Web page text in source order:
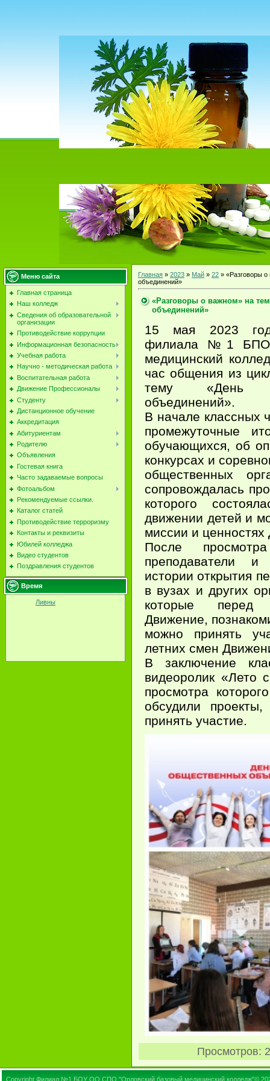
Меню сайта
Главная страница
Наш колледж
Сведения об образовательной
организации
Противодействие коррупции
Информационная безопасность
Учебная работа
Научно - методическая работа
Воспитательная работа
Движение Профессионалы
Студенту
Дистанционное обучение
Аккредитация
Абитуриентам
Родителю
Объявления
Гостевая книга
Часто задаваемые вопросы
Фотоальбом
Рекомендуемые ссылки.
Каталог статей
Противодействие терроризму
Контакты и реквизиты
Юбилей колледжа
Видео студентов
Поздравления студентов
Время
Ливны
Главная » 2023 » Май » 22 » «Разговоры
объединений»
«Разговоры о важном» на
объединений»
15 мая 2023
филиала №1
медицинский
час общения из
тему «День
объединений».
В начале классных
промежуточные
обучающихся, об
конкурсах и
общественных
сопровождалась
которого
движении детей и
миссии и
После
преподаватели
истории открытия
в вузах и других
которые перед
Движение,
можно принять
летних смен
В заключение
видеоролик «Лето
просмотра
обсудили
принять участие.
Просмотров:
Copyright Филиал №1 БОУ ОО СПО "Орловский базовый медицинский колледж"©